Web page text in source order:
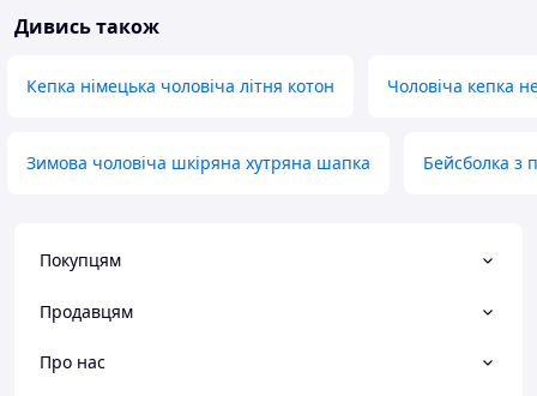
Дивись також
Кепка німецька чоловіча літня котон Чоловіча кепка
Зимова чоловіча шкіряна хутряна шапка Бейсболка з
Покупцям
Продавцям
Про нас